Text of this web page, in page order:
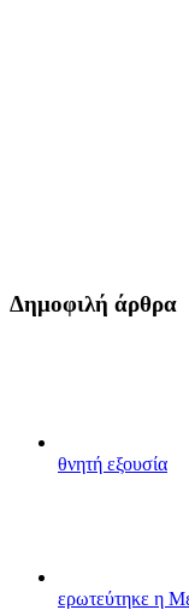
Δημοφιλή άρθρα
θνητή εξουσία
ερωτεύτηκε η